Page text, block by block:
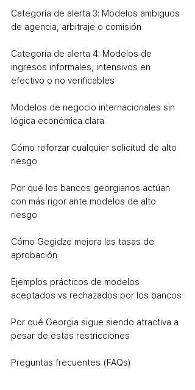
Categoría de alerta 3: Modelos ambiguos
de agencia, arbitraje o comisión
Categoría de alerta 4: Modelos de
ingresos informales, intensivos en
efectivo o no verificables
Modelos de negocio internacionales sin
lógica económica clara
Cómo reforzar cualquier solicitud de alto
riesgo
Por qué los bancos georgianos actúan
con más rigor ante modelos de alto
riesgo
Cómo Gegidze mejora las tasas de
aprobación
Ejemplos prácticos de modelos
aceptados vs rechazados por los bancos
Por qué Georgia sigue siendo atractiva a
pesar de estas restricciones
Preguntas frecuentes (FAQs)